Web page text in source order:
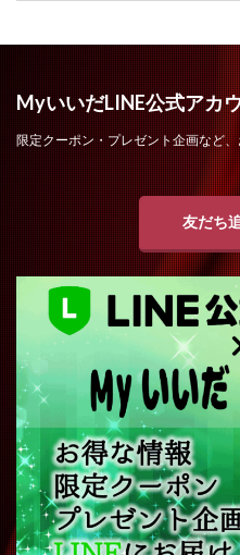
MyいいだLINE公式アカ
限定クーポン・プレゼント企画など
友だち